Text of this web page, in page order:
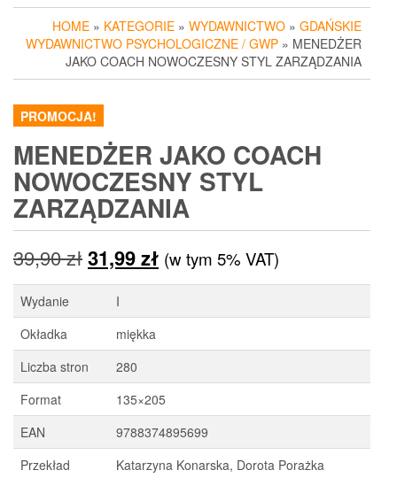
HOME » KATEGORIE » WYDAWNICTWO » GDAŃSKIE
WYDAWNICTWO PSYCHOLOGICZNE / GWP » MENEDŻER
JAKO COACH NOWOCZESNY STYL ZARZĄDZANIA
PROMOCJA!
MENEDŻER JAKO COACH
NOWOCZESNY STYL
ZARZĄDZANIA
39,90złPierwotna
cena
wynosiła:
39,90 zł.
31,99złAktualna
cena
wynosi:
(w tym 5% VAT)
Wydanie
I
Okładka
miękka
Liczba stron
280
Format
135×205
EAN
9788374895699
Przekład
Katarzyna Konarska, Dorota Porażka